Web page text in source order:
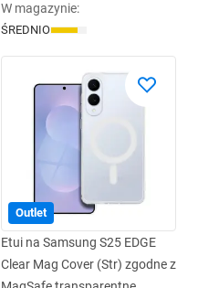
MagSafe transparent glitter
W magazynie:
ŚREDNIO
Outlet
Etui na Samsung S25 EDGE
Clear Mag Cover (Str) zgodne z